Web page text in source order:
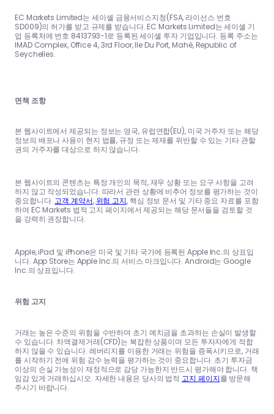
EC Markets Limited는 세이셸 금융서비스지청(FSA, 라이선스 번호
SD009)의 허가를 받고 규제를 받습니다. EC Markets Limited는 세이셸 기
업 등록처에 번호 8413793-1로 등록된 세이셸 투자 기업입니다. 등록 주소는
IMAD Complex, Office 4, 3rd Floor, Ile Du Port, Mahé, Republic of
Seychelles.
면책 조항
본 웹사이트에서 제공되는 정보는 영국, 유럽연합(EU), 미국 거주자 또는 해당
정보의 배포나 사용이 현지 법률, 규정 또는 제재를 위반할 수 있는 기타 관할
권의 거주자를 대상으로 하지 않습니다.
본 웹사이트의 콘텐츠는 특정 개인의 목적, 재무 상황 또는 요구 사항을 고려
하지 않고 작성되었습니다. 따라서 관련 상황에 비추어 정보를 평가하는 것이
중요합니다. 고객 계약서,위험 고지, 핵심 정보 문서 및 기타 중요 자료를 포함
하여 EC Markets 법적 고지 페이지에서 제공되는 해당 문서들을 검토할 것
을 강력히 권장합니다.
Apple, iPad 및 iPhone은 미국 및 기타 국가에 등록된 Apple Inc.의 상표입
니다. App Store는 Apple Inc.의 서비스 마크입니다. Android는 Google
Inc.의 상표입니다.
위험 고지
거래는 높은 수준의 위험을 수반하며 초기 예치금을 초과하는 손실이 발생할
수 있습니다. 차액결제거래(CFD)는 복잡한 상품이며 모든 투자자에게 적합
하지 않을 수 있습니다. 레버리지를 이용한 거래는 위험을 증폭시키므로, 거래
를 시작하기 전에 위험 감수 능력을 평가하는 것이 중요합니다. 초기 투자금
이상의 손실 가능성이 재정적으로 감당 가능한지 반드시 평가해야 합니다. 책
임감 있게 거래하십시오. 자세한 내용은 당사의 법적 고지 페이지를 방문해
주시기 바랍니다.